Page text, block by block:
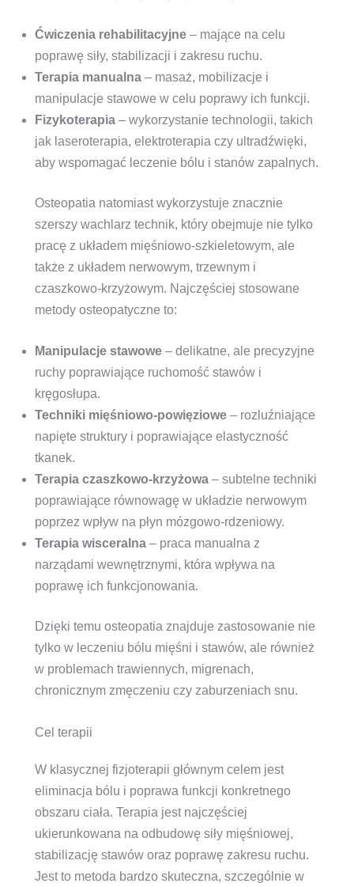
Ćwiczenia rehabilitacyjne – mające na celu
poprawę siły, stabilizacji i zakresu ruchu.
Terapia manualna – masaż, mobilizacje i
manipulacje stawowe w celu poprawy ich funkcji.
Fizykoterapia – wykorzystanie technologii, takich
jak laseroterapia, elektroterapia czy ultradźwięki,
aby wspomagać leczenie bólu i stanów zapalnych.
Osteopatia natomiast wykorzystuje znacznie
szerszy wachlarz technik, który obejmuje nie tylko
pracę z układem mięśniowo-szkieletowym, ale
także z układem nerwowym, trzewnym i
czaszkowo-krzyżowym. Najczęściej stosowane
metody osteopatyczne to:
Manipulacje stawowe – delikatne, ale precyzyjne
ruchy poprawiające ruchomość stawów i
kręgosłupa.
Techniki mięśniowo-powięziowe – rozluźniające
napięte struktury i poprawiające elastyczność
tkanek.
Terapia czaszkowo-krzyżowa – subtelne techniki
poprawiające równowagę w układzie nerwowym
poprzez wpływ na płyn mózgowo-rdzeniowy.
Terapia wisceralna – praca manualna z
narządami wewnętrznymi, która wpływa na
poprawę ich funkcjonowania.
Dzięki temu osteopatia znajduje zastosowanie nie
tylko w leczeniu bólu mięśni i stawów, ale również
w problemach trawiennych, migrenach,
chronicznym zmęczeniu czy zaburzeniach snu.
Cel terapii
W klasycznej fizjoterapii głównym celem jest
eliminacja bólu i poprawa funkcji konkretnego
obszaru ciała. Terapia jest najczęściej
ukierunkowana na odbudowę siły mięśniowej,
stabilizację stawów oraz poprawę zakresu ruchu.
Jest to metoda bardzo skuteczna, szczególnie w